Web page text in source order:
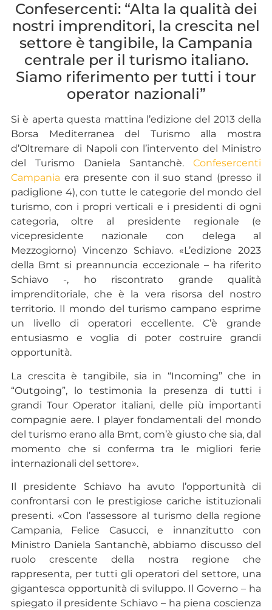
Confesercenti: “Alta la qualità dei
nostri imprenditori, la crescita nel
settore è tangibile, la Campania
centrale per il turismo italiano.
Siamo riferimento per tutti i tour
operator nazionali”
Si è aperta questa mattina l’edizione del 2013 della
Borsa Mediterranea del Turismo alla mostra
d’Oltremare di Napoli con l’intervento del Ministro
del Turismo Daniela Santanchè.Confesercenti
Campania era presente con il suo stand (presso il
padiglione 4), con tutte le categorie del mondo del
turismo, con i propri verticali e i presidenti di ogni
categoria, oltre al presidente regionale (e
vicepresidente nazionale con delega al
Mezzogiorno) Vincenzo Schiavo. «L’edizione 2023
della Bmt si preannuncia eccezionale – ha riferito
Schiavo -, ho riscontrato grande qualità
imprenditoriale, che è la vera risorsa del nostro
territorio. Il mondo del turismo campano esprime
un livello di operatori eccellente. C’è grande
entusiasmo e voglia di poter costruire grandi
opportunità.
La crescita è tangibile, sia in “Incoming” che in
“Outgoing”, lo testimonia la presenza di tutti i
grandi Tour Operator italiani, delle più importanti
compagnie aere. I player fondamentali del mondo
del turismo erano alla Bmt, com’è giusto che sia, dal
momento che si conferma tra le migliori ferie
internazionali del settore».
Il presidente Schiavo ha avuto l’opportunità di
confrontarsi con le prestigiose cariche istituzionali
presenti. «Con l’assessore al turismo della regione
Campania, Felice Casucci, e innanzitutto con
Ministro Daniela Santanchè, abbiamo discusso del
ruolo crescente della nostra regione che
rappresenta, per tutti gli operatori del settore, una
gigantesca opportunità di sviluppo. Il Governo – ha
spiegato il presidente Schiavo – ha piena coscienza